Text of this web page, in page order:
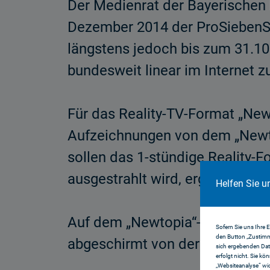
Helfen Sie
Sofern Sie uns Ihre
den Button
sich ergebenden
erfolgt nicht. Sie
„Websiteanalyse“
Der Medienrat der
Dezember 2014 der
längstens jedoch bis zum
bundesweit linear im Internet
Für das Reality-TV-Format
Aufzeichnungen von dem
sollen das 1-stündige Reality-
ausgestrahlt wird, ergän­zen.
Auf dem „Newtopia“-Gelände
abgeschirmt von der Umwelt